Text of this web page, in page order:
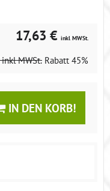
17,63 € inkl MWSt.
inkl MWSt. Rabatt 45%
IN DEN KORB!